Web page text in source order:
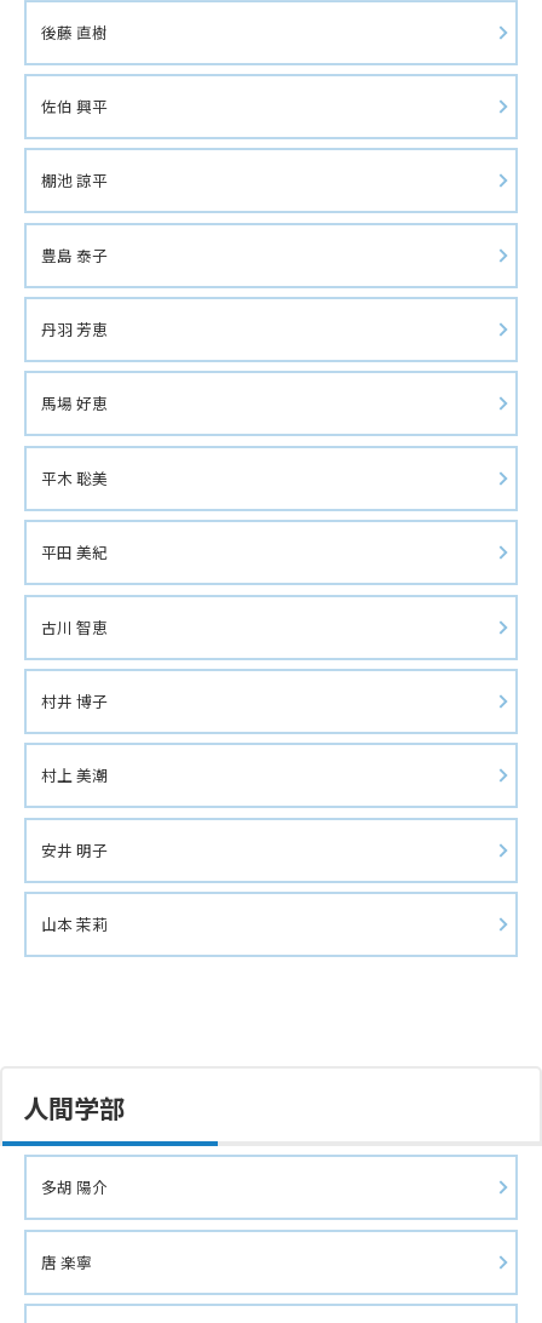
後藤 直樹
佐伯 興平
棚池 諒平
豊島 泰子
丹羽 芳恵
馬場 好恵
平木 聡美
平田 美紀
古川 智恵
村井 博子
村上 美潮
安井 明子
山本 茉莉
人間学部
多胡 陽介
唐 楽寧